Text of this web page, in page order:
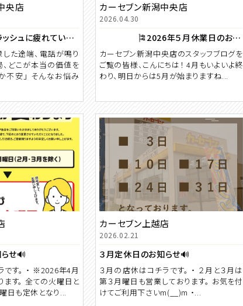
央店
一括査定の電話ラッシュに疲れていませんか？
した途端、電話が鳴り
どこが本当の価値を
不安」 そんなお悩み
カーセブン新潟中央店
2026.04.30
🎏2026年５月休業日のお知らせ🎏
カーセブン新潟中央店のスタッフブログを
ご覧の皆様、こんにちは！ 4月もいよいよ終
わり、明日からは5月が始まりますね...
せ🔊
です。 ・ ※2026年4月
す。 全ての火曜日と
日も定休となり...
カーセブン上越店
2026.02.21
３月定休日のお知らせ🔊
３月の店休はコチラです。 ・ ２月と３月は
第３月曜日も営業しております。 お気を付
けてご利用下さいm(__)m ・...